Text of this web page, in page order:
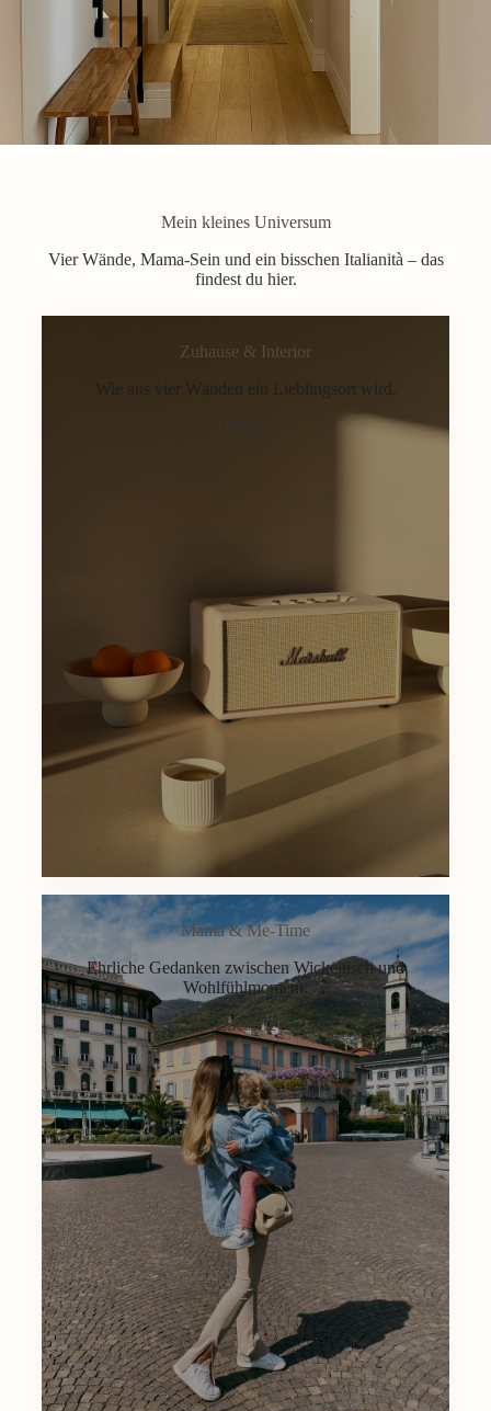
Mein kleines Universum
Vier Wände, Mama-Sein und ein bisschen Italianità – das
findest du hier.
Zuhause & Interior
Wie aus vier Wänden ein Lieblingsort wird.
Mama & Me-Time
Ehrliche Gedanken zwischen Wickeltisch und
Wohlfühlmoment.
Lifestyle